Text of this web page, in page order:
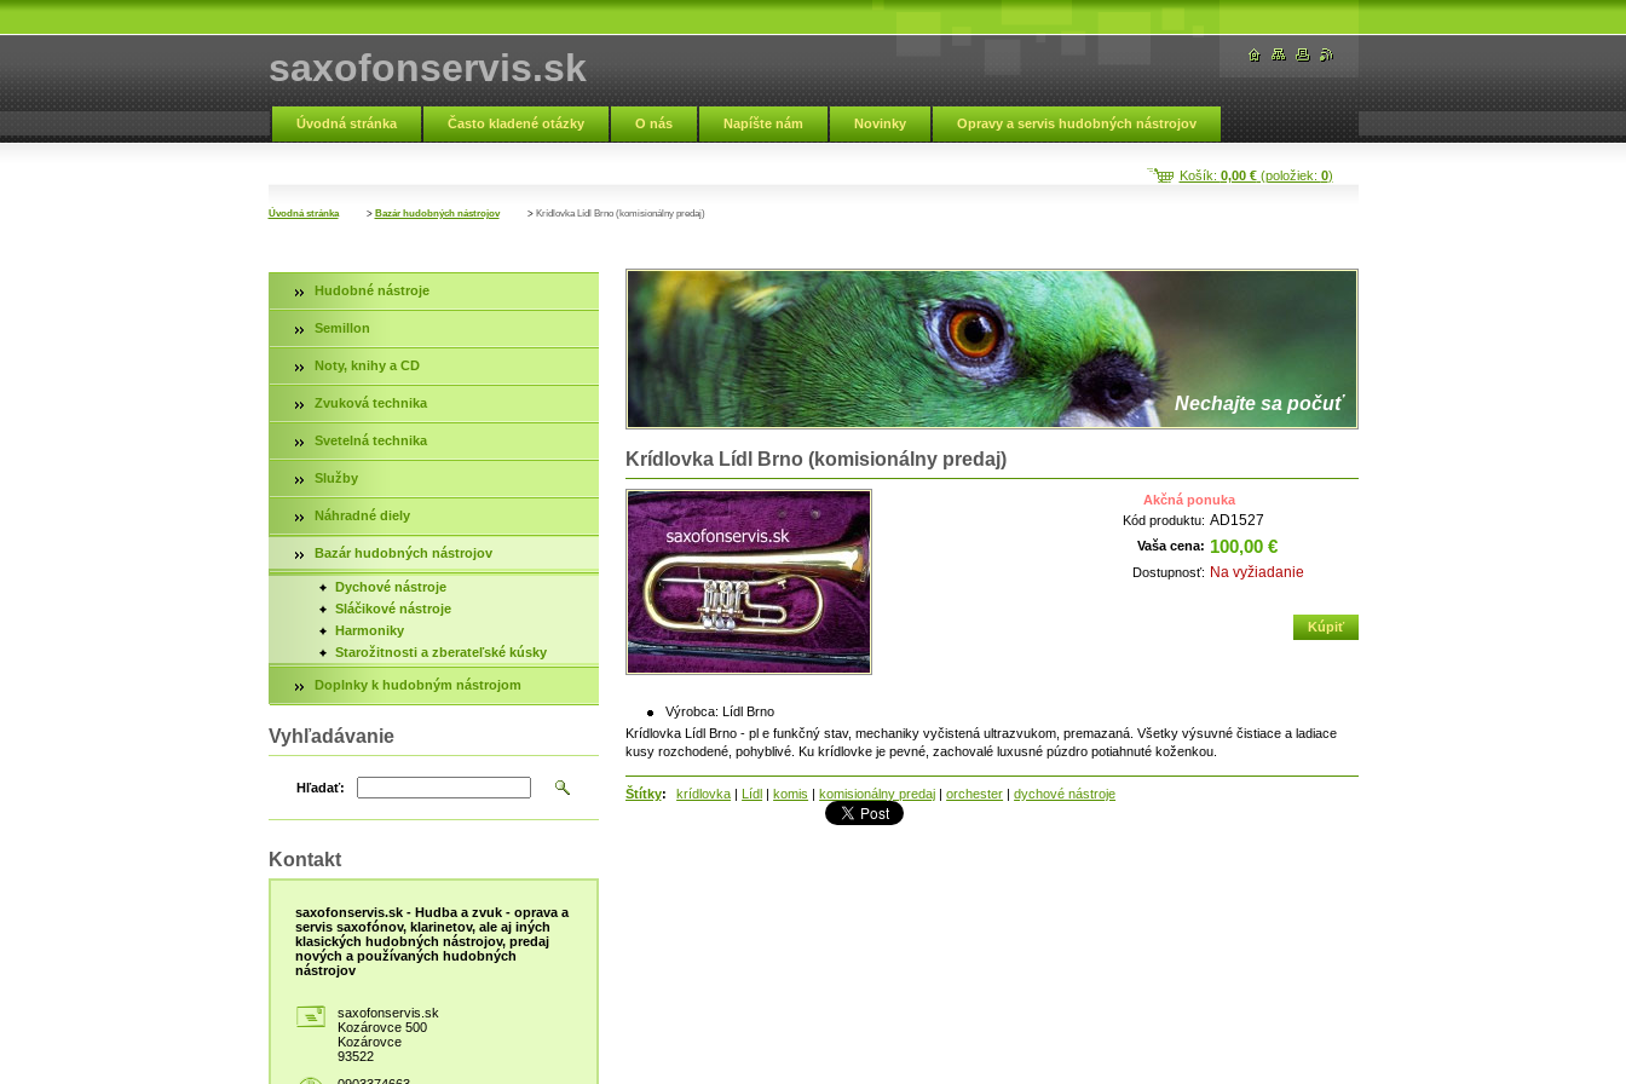
saxofonservis.sk
Úvodná stránka Často kladené otázky O nás Napíšte nám Novinky Opravy a servis hudobných nástrojov
Košík: 0,00 €(položiek: 0)
Úvodná stránka > Bazár hudobných nástrojov > Krídlovka Lídl Brno (komisionálny predaj)
Nechajte sa počuť
Krídlovka Lídl Brno (komisionálny predaj)
Výrobca: Lídl Brno
Akčná ponuka
Kód produktu: AD1527
Vaša cena: 100,00 €
Dostupnosť: Na vyžiadanie
Krídlovka Lídl Brno - pl e funkčný stav, mechaniky vyčistená ultrazvukom, premazaná. Všetky výsuvné čistiace a ladiace
kusy rozchodené, pohyblivé. Ku krídlovke je pevné, zachovalé luxusné púzdro potiahnuté koženkou.
Štítky: krídlovka Lídl komis komisionálny predaj orchester dychové nástroje
Hudobné nástroje
Semillon
Noty, knihy a CD
Zvuková technika
Svetelná technika
Služby
Náhradné diely
Bazár hudobných nástrojov
Dychové nástroje
Sláčikové nástroje
Harmoniky
Starožitnosti a zberateľské kúsky
Doplnky k hudobným nástrojom
Vyhľadávanie
Hľadať:
Kontakt
saxofonservis.sk - Hudba a zvuk - oprava a
servis saxofónov, klarinetov, ale aj iných
klasických hudobných nástrojov, predaj
nových a používaných hudobných
nástrojov
saxofonservis.sk
Kozárovce 500
Kozárovce
93522